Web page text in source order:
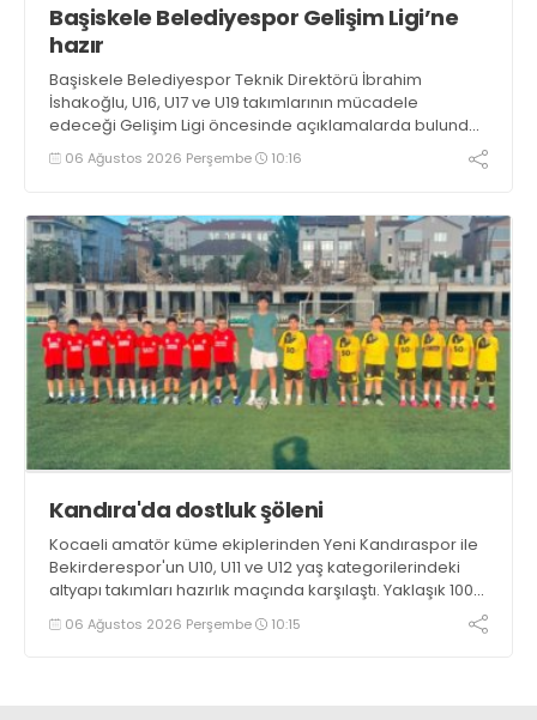
Başiskele Belediyespor Gelişim Ligi’ne
hazır
Başiskele Belediyespor Teknik Direktörü İbrahim
İshakoğlu, U16, U17 ve U19 takımlarının mücadele
edeceği Gelişim Ligi öncesinde açıklamalarda bulundu.
Genç oyuncuların gelişimine dikkat çeken İshakoğlu,
hedeflerinin sadece sonuç almak değil, Türk futboluna
06 Ağustos 2026 Perşembe 10:16
Kandıra'da dostluk şöleni
Kocaeli amatör küme ekiplerinden Yeni Kandıraspor ile
Bekirderespor'un U10, U11 ve U12 yaş kategorilerindeki
altyapı takımları hazırlık maçında karşılaştı. Yaklaşık 100
genç futbolcunun ter döktüğü maçların ardından
sporculara Kandıra'nın yöresel lezzeti mancarlı pide ve
06 Ağustos 2026 Perşembe 10:15